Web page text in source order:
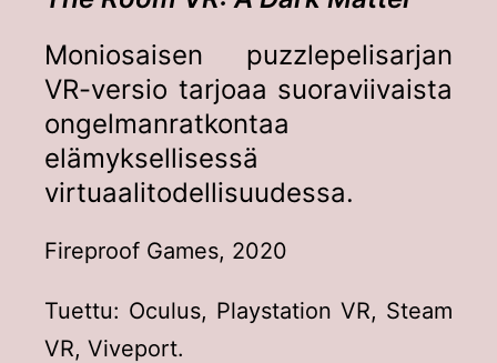
Moniosaisen puzzlepelisarjan
VR-versio tarjoaa suoraviivaista
ongelmanratkontaa
elämyksellisessä
virtuaalitodellisuudessa.
Fireproof Games, 2020
Tuettu: Oculus, Playstation VR, Steam
VR, Viveport.